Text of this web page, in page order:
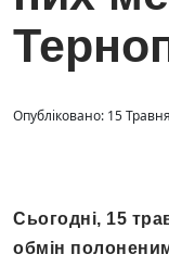
Опубліковано: 15
Сьогодні, 15
обмін